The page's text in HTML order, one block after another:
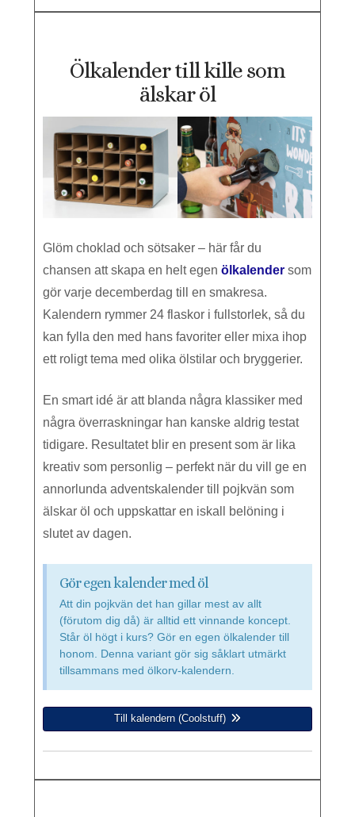
Ölkalender till kille som
älskar öl
Glöm choklad och sötsaker – här får du
chansen att skapa en helt egen ölkalendersom
gör varje decemberdag till en smakresa.
Kalendern rymmer 24 flaskor i fullstorlek, så du
kan fylla den med hans favoriter eller mixa ihop
ett roligt tema med olika ölstilar och bryggerier.
En smart idé är att blanda några klassiker med
några överraskningar han kanske aldrig testat
tidigare. Resultatet blir en present som är lika
kreativ som personlig – perfekt när du vill ge en
annorlunda adventskalender till pojkvän som
älskar öl och uppskattar en iskall belöning i
slutet av dagen.
Gör egen kalender med öl
Att din pojkvän det han gillar mest av allt
(förutom dig då) är alltid ett vinnande koncept.
Står öl högt i kurs? Gör en egen ölkalender till
honom. Denna variant gör sig såklart utmärkt
tillsammans med ölkorv-kalendern.
Till kalendern (Coolstuff)